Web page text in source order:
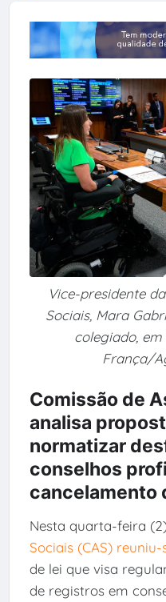
Vice-presidente
Sociais, Mara
colegiado,
França/
Comissão de
analisa
normatizar
conselhos
cancelamento
Nesta quarta-feira
Sociais (CAS) reuniu-
de lei que visa
de registros em